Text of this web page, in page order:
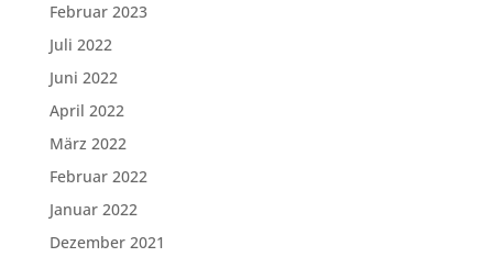
Februar 2023
Juli 2022
Juni 2022
April 2022
März 2022
Februar 2022
Januar 2022
Dezember 2021